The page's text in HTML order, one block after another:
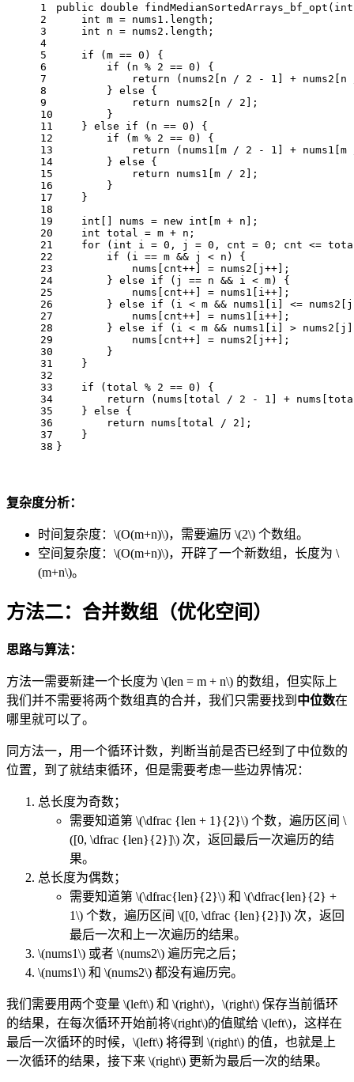
1
2
3
4
5
6
7
8
9
10
11
12
13
14
15
16
17
18
19
20
21
22
23
24
25
26
27
28
29
30
31
32
33
34
35
36
37
38
public double findMedianSortedArrays_bf_opt ( int
int m = nums1.length;
int
n = nums2.length;
if (m == 0 ) {
if (n % 2 == 0 ) {
return (nums2[n / 2 - 1 ] +
        }
else {
return nums2[n / 2 ];
        }
    }
else if (n == 0 ) {
if (m % 2 == 0 ) {
return (nums1[m / 2 - 1 ] +
        }
else {
return nums1[m / 2 ];
        }
    }
int [] nums = new int [m + n];
int total = m + n;
for ( int i = 0 , j = 0 , cnt = 0 ; cnt <=
if (i == m && j < n) {
            nums[cnt++] = nums2[j++];
        }
else if (j == n && i < m) {
            nums[cnt++] = nums1[i++];
        }
else if (i < m && nums1[i] <=
            nums[cnt++] = nums1[i++];
        }
else if (i < m && nums1[i] >
            nums[cnt++] = nums2[j++];
        }
    }
if (total % 2 == 0 ) {
return (nums[total / 2 - 1 ] +
    }
else {
return nums[total / 2 ];
    }
}
复杂度分析：
时间复杂度： \(O(m+n)\)，需要遍历 \(2\) 个数组。
空间复杂度： \(O(m+n)\)，开辟了一个新数组，长度为 \
(m+n\)。
方法二：合并数组（优化空间）
思路与算法：
方法一需要新建一个长度为 \(len = m + n\) 的数组，但实际上
我们并不需要将两个数组真的合并，我们只需要找到 中位数在
哪里就可以了。
同方法一，用一个循环计数，判断当前是否已经到了中位数的
位置，到了就结束循环，但是需要考虑一些边界情况：
总长度为奇数；
需要知道第 \(\dfrac {len + 1}{2}\) 个数，遍历区间 \
([0, \dfrac {len}{2}]\) 次，返回最后一次遍历的结
果。
总长度为偶数；
需要知道第 \(\dfrac{len}{2}\) 和 \(\dfrac{len}{2} +
1\) 个数，遍历区间 \([0, \dfrac {len}{2}]\) 次，返回
最后一次和上一次遍历的结果。
\(nums1\) 或者 \(nums2\) 遍历完之后；
\(nums1\) 和 \(nums2\) 都没有遍历完。
我们需要用两个变量 \(left\) 和 \(right\)， \(right\) 保存当前循环
的结果，在每次循环开始前将\(right\)的值赋给 \(left\)，这样在
最后一次循环的时候， \(left\) 将得到 \(right\) 的值，也就是上
一次循环的结果，接下来 \(right\) 更新为最后一次的结果。